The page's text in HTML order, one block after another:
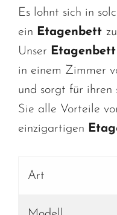
Es lohnt sich in
ein Etagenbett
Unser
in einem Zimmer
und sorgt für ihren
Sie alle Vorteile
einzigartigen
Art